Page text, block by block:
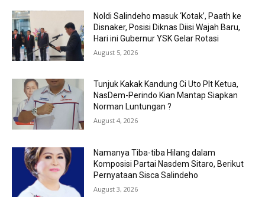
Noldi Salindeho masuk ‘Kotak’, Paath ke
Disnaker, Posisi Diknas Diisi Wajah Baru,
Hari ini Gubernur YSK Gelar Rotasi
August 5, 2026
Tunjuk Kakak Kandung Ci Uto Plt Ketua,
NasDem-Perindo Kian Mantap Siapkan
Norman Luntungan ?
August 4, 2026
Namanya Tiba-tiba Hilang dalam
Komposisi Partai Nasdem Sitaro, Berikut
Pernyataan Sisca Salindeho
August 3, 2026